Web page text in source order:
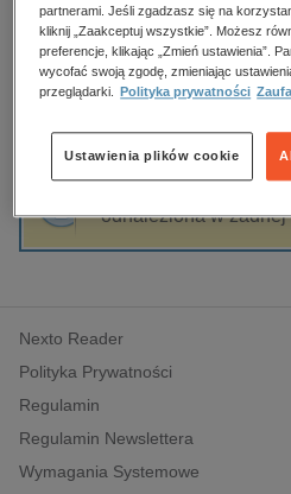
budownictwo, aranżacja
biznesowe, branżowe,
edukacja
hobby, sport, rozrywka
komputery, internet,
polityka, społeczno-
psychologiczne
inne
popularno-naukowe
historia
Charles Casillo
Sortowanie
odnaleziona w
Nexto Reader
Polityka Prywatności
Regulamin
Regulamin Newslettera
Wymagania Systemowe
partnerami. Jeśli zgadzasz się na
kliknij „Zaakceptuj wszystkie”. Możesz
preferencje, klikając „Zmień ustawienia”.
wycofać swoją zgodę, zmieniając
przeglądarki.
Polityka prywatności
Ustawienia plików cookie